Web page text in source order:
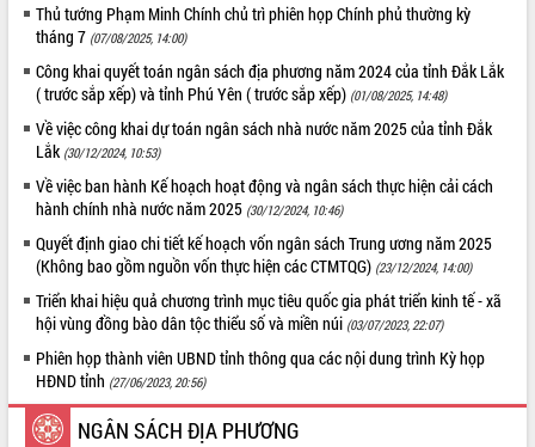
LIÊN KẾT WEB
Thủ tướng Phạm Minh Chính chủ trì phiên họp Chính phủ thường kỳ
tháng 7 (07/08/2025, 14:00)
Công khai quyết toán ngân sách địa phương năm 2024 của tỉnh Đắk Lắk
( trước sắp xếp) và tỉnh Phú Yên ( trước sắp xếp) (01/08/2025, 14:48)
Về việc công khai dự toán ngân sách nhà nước năm 2025 của tỉnh Đắk
Lắk (30/12/2024, 10:53)
Về việc ban hành Kế hoạch hoạt động và ngân sách thực hiện cải cách
hành chính nhà nước năm 2025 (30/12/2024, 10:46)
Quyết định giao chi tiết kế hoạch vốn ngân sách Trung ương năm 2025
(Không bao gồm nguồn vốn thực hiện các CTMTQG) (23/12/2024, 14:00)
Triển khai hiệu quả chương trình mục tiêu quốc gia phát triển kinh tế - xã
hội vùng đồng bào dân tộc thiểu số và miền núi (03/07/2023, 22:07)
Phiên họp thành viên UBND tỉnh thông qua các nội dung trình Kỳ họp
HĐND tỉnh (27/06/2023, 20:56)
NGÂN SÁCH ĐỊA PHƯƠNG